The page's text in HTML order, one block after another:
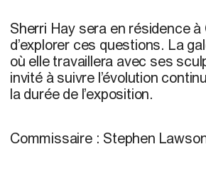
Sherri Hay sera en résidence
d’explorer ces questions. La
où elle travaillera avec ses
invité à suivre l’évolution
la durée de l’exposition.
Commissaire : Stephen